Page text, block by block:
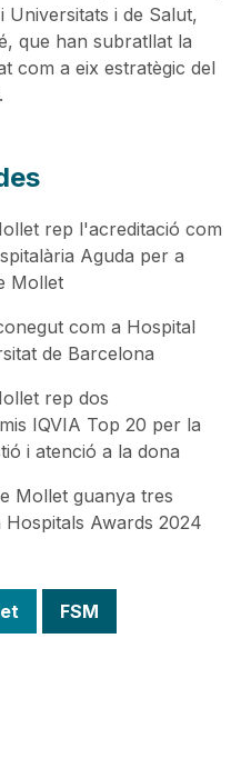
Universitats i de Salut,
que han subratllat la
com a eix estratègic del
rep l'acreditació com
Aguda per a
Mollet
com a Hospital
de Barcelona
rep dos
IQVIA Top 20 per la
i atenció a la dona
Mollet guanya tres
Hospitals Awards 2024
FSM